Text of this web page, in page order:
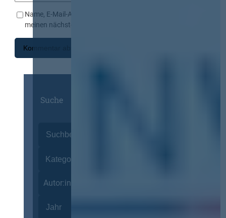
Name, E-Mail-Adresse und Website in diesem Browser für
meinen nächsten Kommentar speichern.
Suche
Autor:innen